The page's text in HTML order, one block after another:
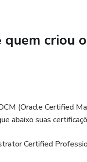
quem criou
(Oracle Certified
abaixo suas
Certified